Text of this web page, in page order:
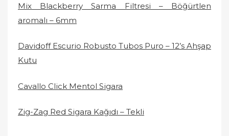
Mix Blackberry Sarma Filtresi – Böğürtlen
aromalı – 6mm
Davidoff Escurio Robusto Tubos Puro – 12’s Ahşap
Kutu
Cavallo Click Mentol Sigara
Zig-Zag Red Sigara Kağıdı – Tekli